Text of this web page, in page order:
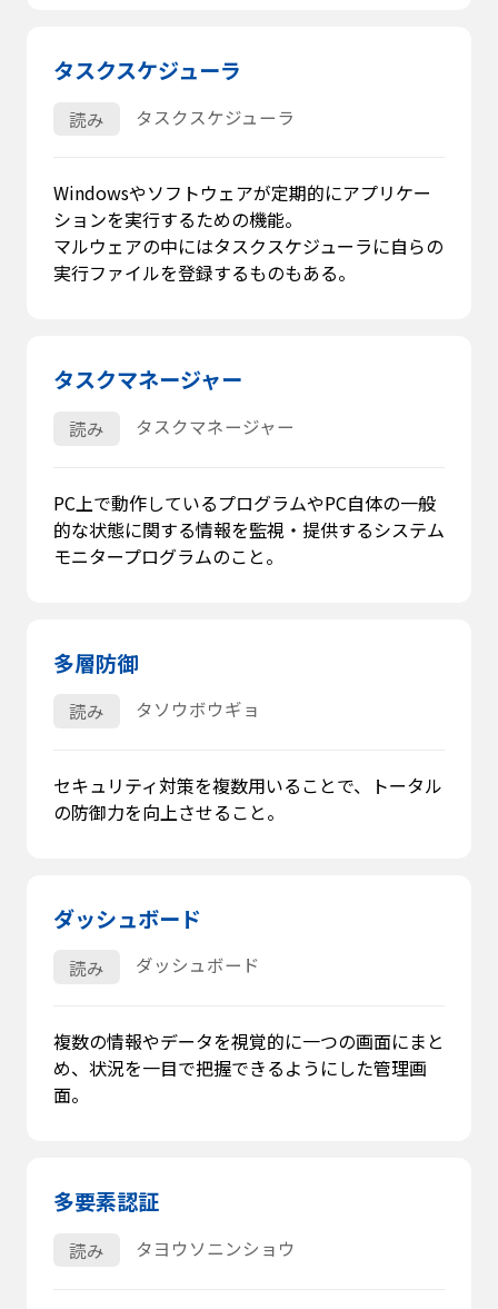
タスクスケジューラ
読み タスクスケジューラ
Windowsやソフトウェアが定期的にアプリケー
ションを実行するための機能。
マルウェアの中にはタスクスケジューラに自らの
実行ファイルを登録するものもある。
タスクマネージャー
読み タスクマネージャー
PC上で動作しているプログラムやPC自体の一般
的な状態に関する情報を監視・提供するシステム
モニタープログラムのこと。
多層防御
読み タソウボウギョ
セキュリティ対策を複数用いることで、トータル
の防御力を向上させること。
ダッシュボード
読み ダッシュボード
複数の情報やデータを視覚的に一つの画面にまと
め、状況を一目で把握できるようにした管理画
面。
多要素認証
読み タヨウソニンショウ